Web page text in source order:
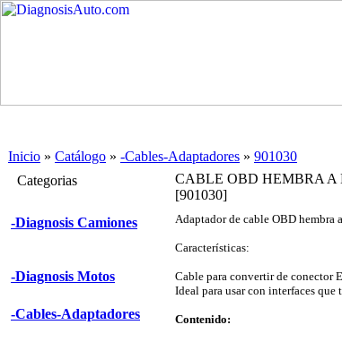
Inicio » Catálogo » -Cables-Adaptadores » 901030
Categorias
-Diagnosis Camiones
-Diagnosis Motos
-Cables-Adaptadores
CABLE OBD HEMBRA A
[901030]
Adaptador de cable OBD hembra
Características:
Cable para convertir de conector
Ideal para usar con interfaces
Contenido: